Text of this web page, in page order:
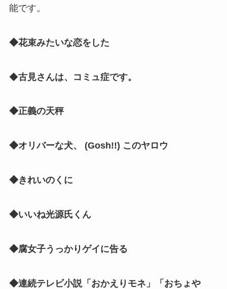
能です。
◆花束みたいな恋をした
◆古見さんは、コミュ症です。
◆正義の天秤
◆オリバーな犬、 (Gosh!!) このヤロウ
◆きれいのくに
◆いいね光源氏くん
◆腐女子うっかりゲイに告る
◆連続テレビ小説「おかえりモネ」「おちょや